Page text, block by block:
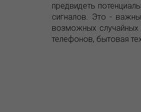
предвидеть
сигналов. Это -
возможных случайных
телефонов, бытовая